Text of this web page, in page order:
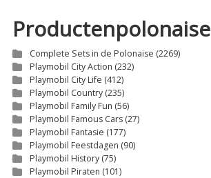
Productenpolonaise
Complete Sets in de Polonaise (2269)
Playmobil City Action (232)
Playmobil City Life (412)
Playmobil Country (235)
Playmobil Family Fun (56)
Playmobil Famous Cars (27)
Playmobil Fantasie (177)
Playmobil Feestdagen (90)
Playmobil History (75)
Playmobil Piraten (101)